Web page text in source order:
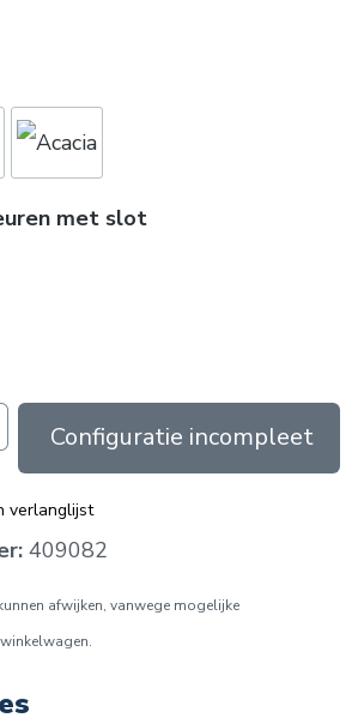
met slot
Voer de gewenste
In de winkelmand
verlanglijst
409082
afwijken, vanwege mogelijke